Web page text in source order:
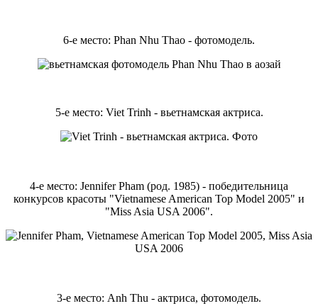
6-е место: Phan Nhu Thao - фотомодель.
5-е место: Viet Trinh - вьетнамская актриса.
4-е место: Jennifer Pham (род. 1985) - победительница
конкурсов красоты "Vietnamese American Top Model 2005" и
"Miss Asia USA 2006".
3-е место: Anh Thu - актриса, фотомодель.